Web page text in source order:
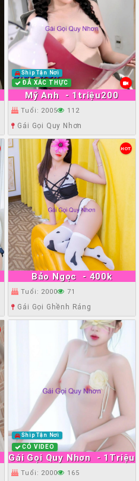
Mỹ Anh - 1triệu200
Ship Tận Nơi
ĐÃ XÁC THỰC
Tuổi: 2005 112
Gái Gọi Quy Nhơn
Bảo Ngọc - 400k
HOT
Tuổi: 2000 71
Gái Gọi Ghềnh Ráng
Gái Gọi Quy Nhơn - 1Triệu
Ship Tận Nơi
CÓ VIDEO
Tuổi: 2000 165